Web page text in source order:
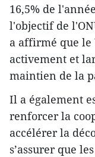
16,5% de
l'objectif de
a affirmé que
activement et
maintien de la
Il a également
renforcer la
accélérer la
s’assurer que